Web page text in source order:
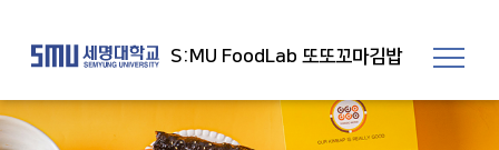
S:MU FoodLab 또또꼬마김밥